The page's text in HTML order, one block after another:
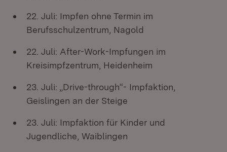
22. Juli: Impfen ohne Termin im
Berufsschulzentrum, Nagold
22. Juli: After-Work-Impfungen im
Kreisimpfzentrum, Heidenheim
23. Juli: „Drive-through“- Impfaktion,
Geislingen an der Steige
23. Juli: Impfaktion für Kinder und
Jugendliche, Waiblingen